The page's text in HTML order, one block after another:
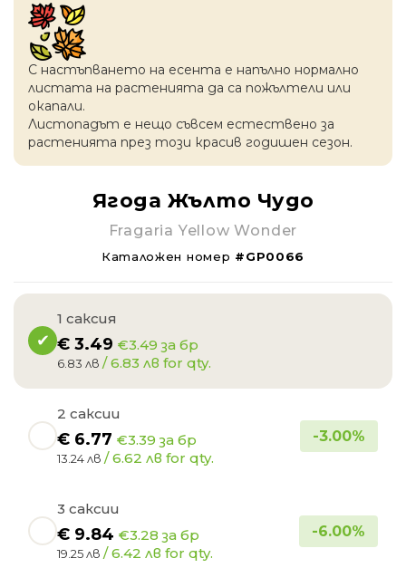
С настъпването на есентa е напълно нормално
листата на растенията да са пожълтели или
окапaли.
Листопадът е нещо съвсем естествено за
растенията през този красив годишен сезон.
Ягода Жълто Чудо
Fragaria Yellow Wonder
Каталожен номер #GP0066
1 саксия
€ 3.49 €3.49 за бр
6.83 лв / 6.83 лв for qty.
2 саксии
€ 6.77 €3.39 за бр
13.24 лв / 6.62 лв for qty.
-3.00%
3 саксии
€ 9.84 €3.28 за бр
19.25 лв / 6.42 лв for qty.
-6.00%